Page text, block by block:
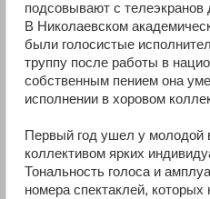
подсовывают с телеэкранов
В Николаевском
были голосистые
труппу после работы в
собственным пением она
исполнении в хоровом
Первый год ушел у молодой
коллективом ярких
Тональность голоса и
номера спектаклей,